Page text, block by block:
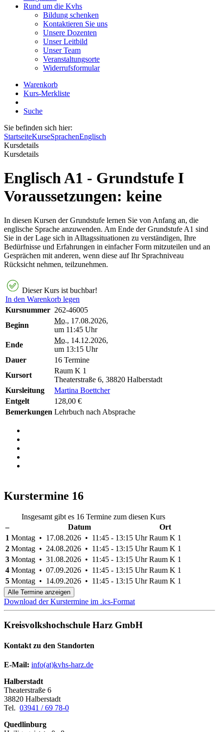
Rund um die Kvhs
Bildung schenken
Kontaktieren Sie uns
Unsere Dozenten
Unser Leitbild
Unser Team
Veranstaltungsorte
Widerrufsformular
Warenkorb
Kurs-Merkliste
Suche
Sie befinden sich hier:
StartseiteKurseSprachenEnglisch
Kursdetails
Kursdetails
Englisch A1 - Grundstufe I
Voraussetzungen: keine
In diesen Kursen der Grundstufe lernen Sie von Anfang an, die
englische Sprache anzuwenden. Am Ende der Grundstufe A1 sind
Sie in der Lage sich in Alltagssituationen zu verständigen, Ihre
Bedürfnisse und Erfahrungen in einfacher Form mitzuteilen und an
Gesprächen mit anderen, wenn diese auf Ihr Sprachniveau
Rücksicht nehmen, teilzunehmen.
Dieser Kurs ist buchbar!
In den Warenkorb legen
Kursnummer 262-46005
Beginn
Mo., 17.08.2026,
um 11:45 Uhr
Ende
Mo., 14.12.2026,
um 13:15 Uhr
Dauer
16 Termine
Kursort
Raum K 1
Theaterstraße 6, 38820 Halberstadt
Kursleitung
Martina Boettcher
Entgelt
128,00 €
Bemerkungen Lehrbuch nach Absprache
Kurstermine 16
Insgesamt gibt es 16 Termine zum diesen Kurs
–
Datum
Ort
1 Montag • 17.08.2026 • 11:45 - 13:15 Uhr Raum K 1
2 Montag • 24.08.2026 • 11:45 - 13:15 Uhr Raum K 1
3 Montag • 31.08.2026 • 11:45 - 13:15 Uhr Raum K 1
4 Montag • 07.09.2026 • 11:45 - 13:15 Uhr Raum K 1
5 Montag • 14.09.2026 • 11:45 - 13:15 Uhr Raum K 1
Alle Termine anzeigen
Download der Kurstermine im .ics-Format
Kreisvolkshochschule Harz GmbH
Kontakt zu den Standorten
E-Mail: info(at)kvhs-harz.de
Halberstadt
Theaterstraße 6
38820 Halberstadt
Tel. 03941 / 69 78-0
Quedlinburg